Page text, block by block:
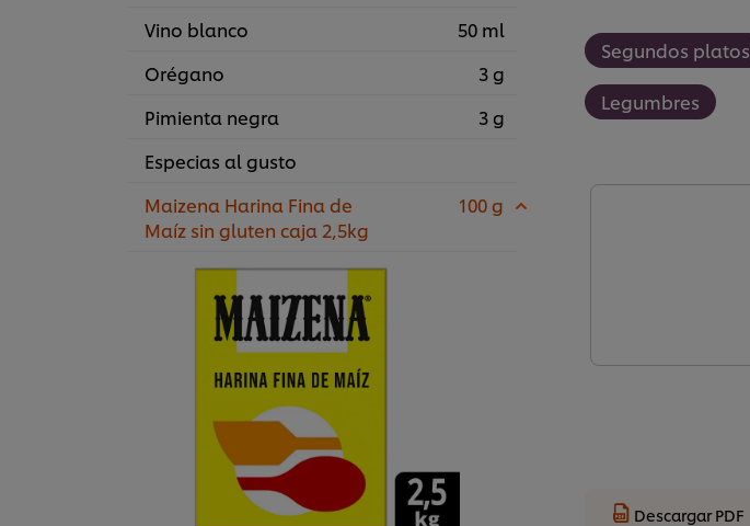
Vino blanco
50 ml
Orégano
3 g
Pimienta negra
3 g
Especias al gusto
Maizena Harina Fina de
Maíz sin gluten caja 2,5kg
100 g
Segundos platos
Legumbres
Descargar PDF